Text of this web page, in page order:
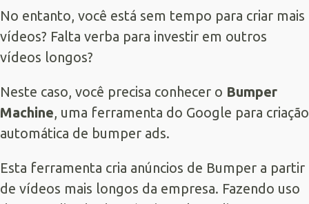
No entanto, você está sem tempo para criar mais
vídeos? Falta verba para investir em outros
vídeos longos?
Neste caso, você precisa conhecer o Bumper
Machine, uma ferramenta do Google para criação
automática de bumper ads.
Esta ferramenta cria anúncios de Bumper a partir
de vídeos mais longos da empresa. Fazendo uso